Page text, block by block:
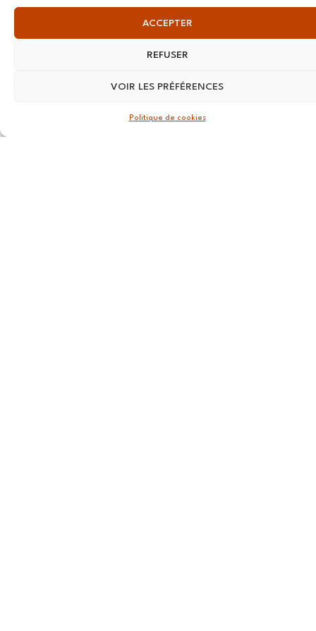
ACCEPTER
REFUSER
VOIR LES PRÉFÉRENCES
Politique de cookies
Jean Vallier,